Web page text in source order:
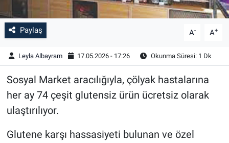
Paylaş A- A+
Leyla Albayram 17.05.2026 - 17:26 Okunma Süresi: 1 Dk
Sosyal Market aracılığıyla, çölyak hastalarına
her ay 74 çeşit glutensiz ürün ücretsiz olarak
ulaştırılıyor.
Glutene karşı hassasiyeti bulunan ve özel